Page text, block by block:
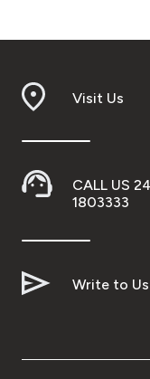
Visit Us
CALL US
1803333
Write to Us